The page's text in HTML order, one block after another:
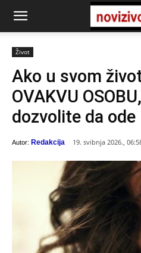
Život
Ako u svom
OVAKVU
dozvolite da ode
Autor: Redakcija 19. svibnja 2026.,